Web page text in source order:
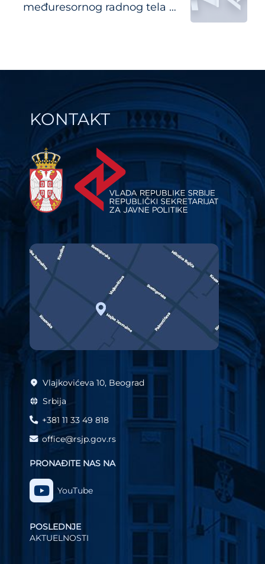
međuresornog radnog tela za
KONTAKT
Vlajkovićeva 10, Beograd
Srbija
+381 11 33 49 818
office@rsjp.gov.rs
PRONAĐITE NAS NA
YouTube
POSLEDNJE
AKTUELNOSTI